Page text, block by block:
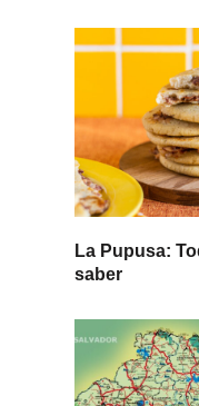
La Pupusa:
saber